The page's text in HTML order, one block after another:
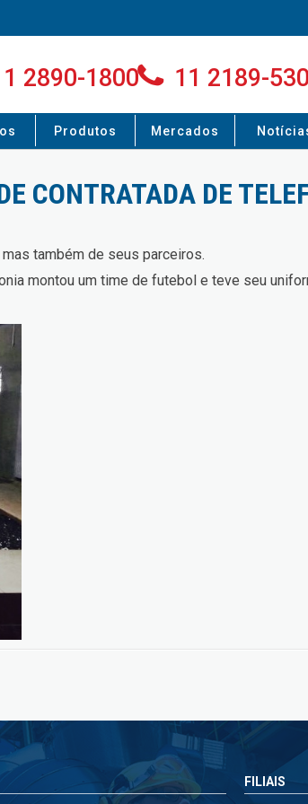
2890-1800 11 2189-
Produtos Mercados
CONTRATADA DE
também de seus parceiros.
montou um time de futebol e teve seu
FILIAIS